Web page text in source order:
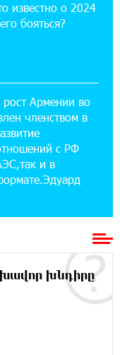
и обслуживания
ул. Шаумяна, 24/2
не был в составе
Аршак
Словакии
с просьбой
Азербайджан?
известно о 2024
бояться?
Армении во
членством в
с РФ
и в
խնդիրը